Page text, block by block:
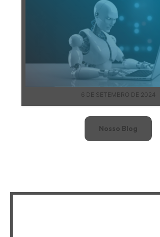
6 DE SETEMBRO DE 2024
Nosso Blog